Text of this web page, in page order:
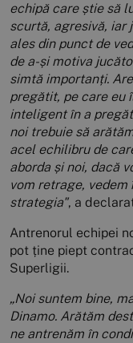
echipă care știe să
scurtă, agresivă, iar
ales din punct de
de a-și motiva
simtă importanți.
pregătit, pe care eu
inteligent în a
noi trebuie să
acel echilibru de
aborda și noi, dacă
vom retrage,
strategia", a
Antrenorul echipei
pot ține piept
Superligii.
„Noi suntem bine,
Dinamo. Arătăm
ne antrenăm în